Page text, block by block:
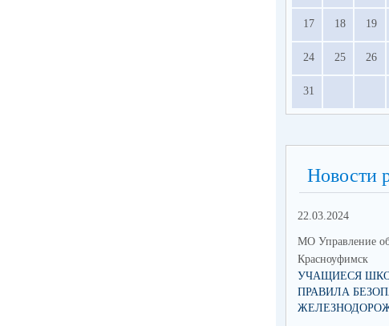
17 18 19
24 25 26
31
Новости
22.03.2024
МО Управление
Красноуфимск
УЧАЩИЕСЯ
ПРАВИЛА